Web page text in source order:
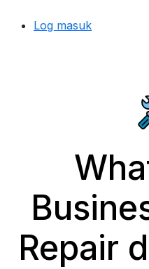
Log masuk
Repair